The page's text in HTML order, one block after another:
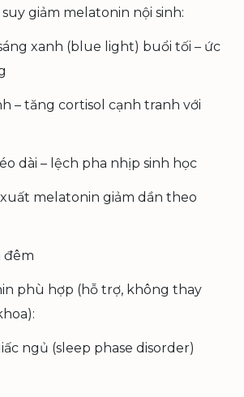
giảm melatonin nội sinh:
xanh (blue light) buổi tối – ức
– tăng cortisol cạnh tranh với
dài – lệch pha nhịp sinh học
xuất melatonin giảm dần theo
đêm
phù hợp (hỗ trợ, không thay
ngủ (sleep phase disorder)